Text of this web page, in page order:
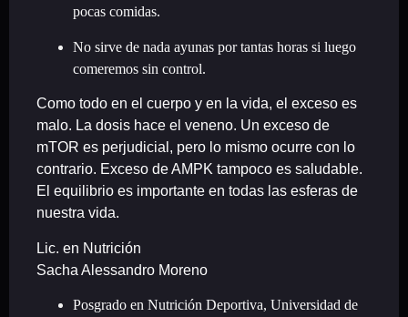
pocas comidas.
No sirve de nada ayunas por tantas horas si luego
comeremos sin control.
Como todo en el cuerpo y en la vida, el exceso es
malo. La dosis hace el veneno. Un exceso de
mTOR es perjudicial, pero lo mismo ocurre con lo
contrario. Exceso de AMPK tampoco es saludable.
El equilibrio es importante en todas las esferas de
nuestra vida.
Lic. en Nutrición
Sacha Alessandro Moreno
Posgrado en Nutrición Deportiva, Universidad de